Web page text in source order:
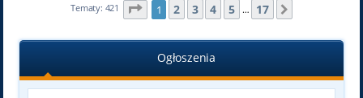
Tematy: 421 Strona z 17
1 2 3 4 5 … 17
Ogłoszenia